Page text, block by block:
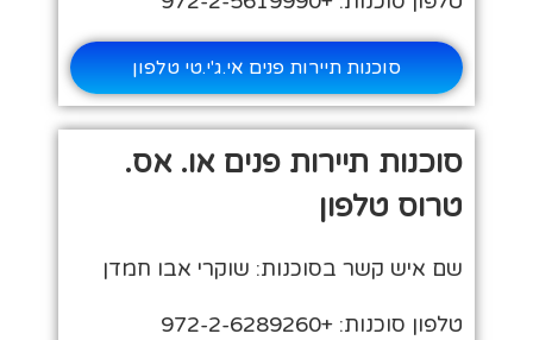
סוכנות תיירות פנים אי.ג'י.טי טלפון
סוכנות תיירות פנים או. אס.
טרוס טלפון
שם איש קשר בסוכנות: שוקרי אבו חמדן
טלפון סוכנות: +972-2-6289260